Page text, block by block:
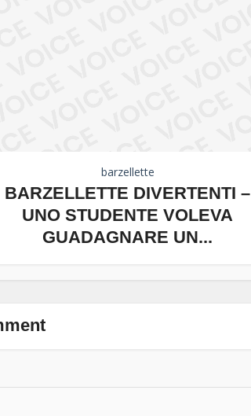
barzellette
BARZELLETTE DIVERTENTI –
UNO STUDENTE VOLEVA
GUADAGNARE UN...